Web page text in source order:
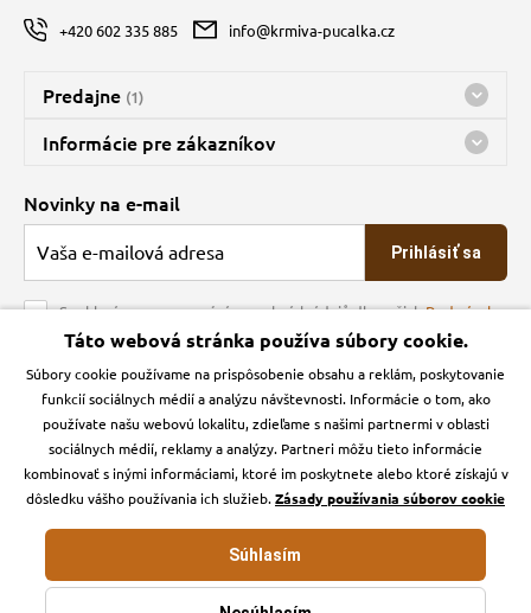
+420 602 335 885 info@krmiva-pucalka.cz
Predajne (1)
Predajňa a sklad Kbely
Bohužiaľ, momentálne máme zatvorené
Informácie pre zákazníkov
O spoločnosti
Veľkoobchod
Obchodné podmienky
Kontakt
Podmienky ochrany osobných údajov
Zásady používanie cookies a Google Analytics
Novinky na e-mail
Prihlásiť sa
Souhlasím se zpracováním osobních údajů dle našichPodmínek
ochrany osobních údajů
Krmiva Pučálka na sociálnych sieťach
Instagran Facebook
E-shop vytvorila
Táto webová stránka používa súbory cookie.
Súbory cookie používame na prispôsobenie obsahu a reklám, poskytovanie
funkcií sociálnych médií a analýzu návštevnosti. Informácie o tom, ako
používate našu webovú lokalitu, zdieľame s našimi partnermi v oblasti
sociálnych médií, reklamy a analýzy. Partneri môžu tieto informácie
kombinovať s inými informáciami, ktoré im poskytnete alebo ktoré získajú v
dôsledku vášho používania ich služieb.Zásady používania súborov cookie
Súhlasím